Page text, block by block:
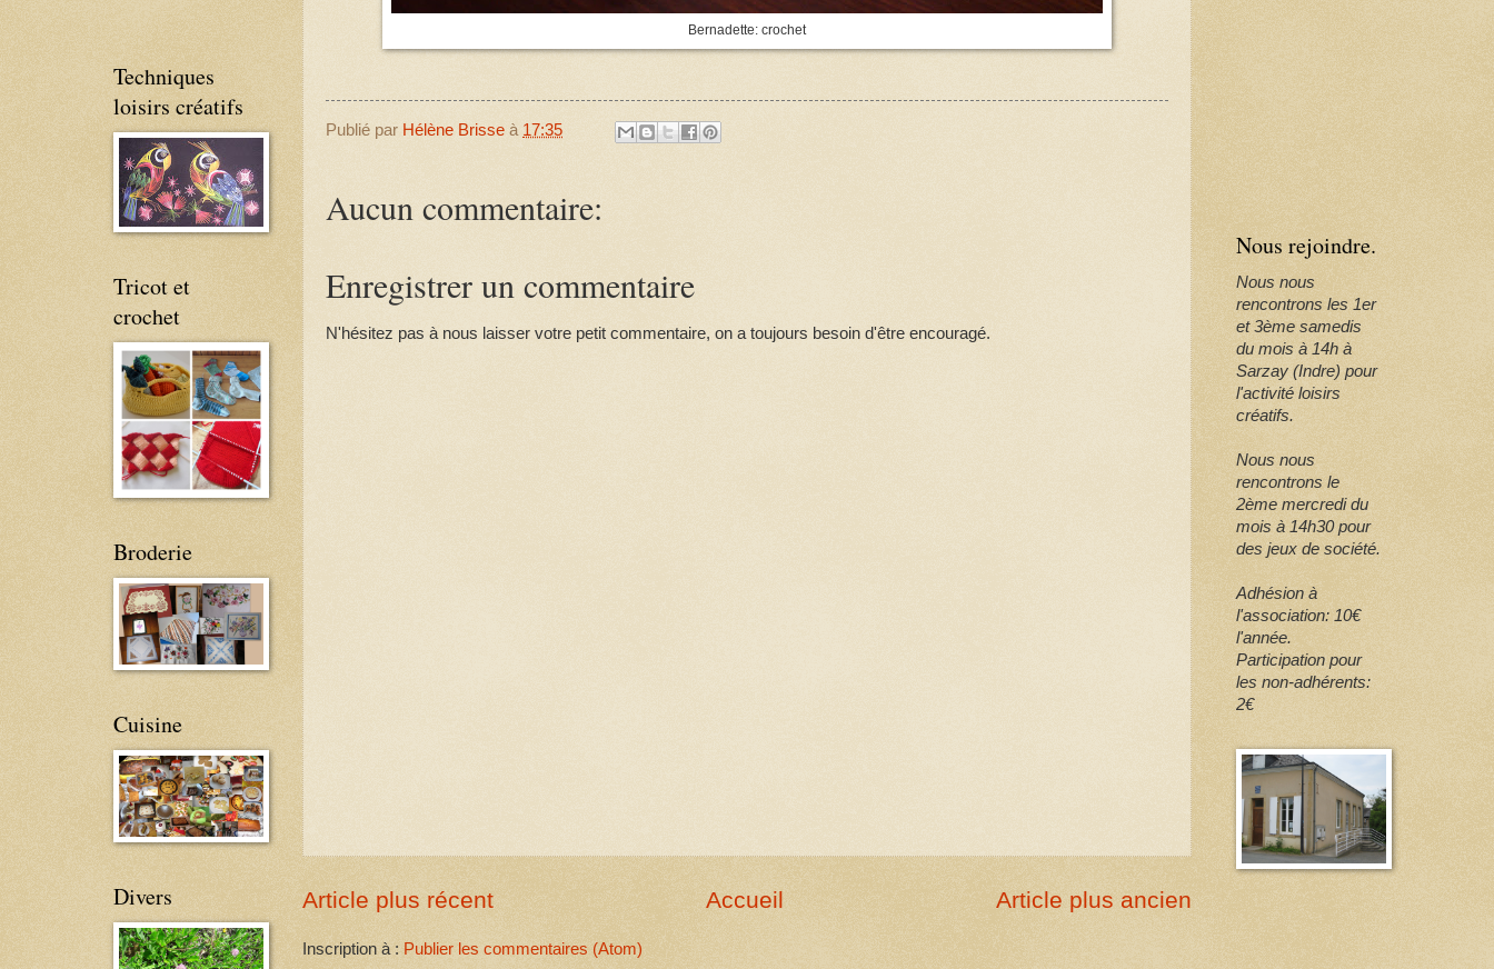
Bernadette: crochet
Publié par Hélène Brisse à 17:35
Aucun commentaire:
Enregistrer un commentaire
N'hésitez pas à nous laisser votre petit commentaire, on a toujours besoin d'être encouragé.
Article plus récent Article plus ancien
Accueil
Inscription à : Publier les commentaires (Atom)
Techniques
loisirs créatifs
Tricot et
crochet
Broderie
Cuisine
Divers
Nous rejoindre.
Nous nous
rencontrons les 1er
et 3ème samedis
du mois à 14h à
Sarzay (Indre) pour
l'activité loisirs
créatifs.
Nous nous
rencontrons le
2ème mercredi du
mois à 14h30 pour
des jeux de société.
Adhésion à
l'association: 10€
l'année.
Participation pour
les non-adhérents:
2€